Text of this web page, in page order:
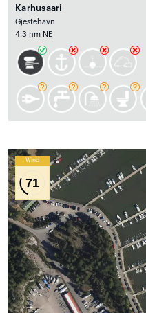
Karhusaari
Gjestehavn
4.3 nm NE
Wind
71